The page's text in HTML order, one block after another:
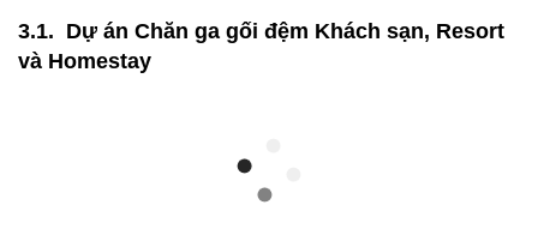
Dự án Chăn ga gối đệm Khách sạn, Resort
và Homestay